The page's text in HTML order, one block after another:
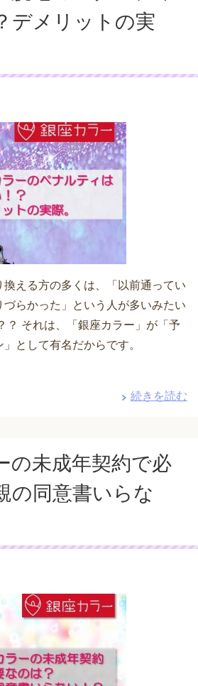
デメリットの実
換える方の多くは、「以前通ってい
らかった」という人が多いみたい
？ それは、「銀座カラー」が「予
として有名だからです。
続きを読む
の未成年契約で必
の同意書いらな